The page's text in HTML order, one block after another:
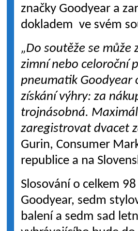
značky Goodyear a
dokladem ve svém
„Do soutěže se
zimní nebo celoroční
pneumatik Goodyear
získání výhry: za
trojnásobná.
zaregistrovat dvacet
Gurin, Consumer
republice a na
Slosování o celkem
Goodyear, sedm
balení a sedm sad